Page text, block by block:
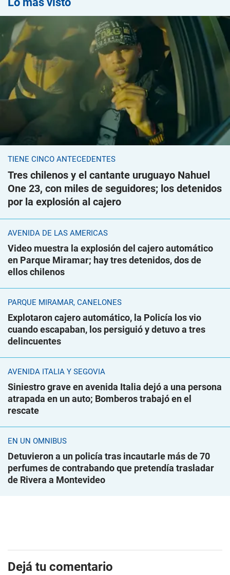
TIENE CINCO ANTECEDENTES
Tres chilenos y el cantante uruguayo Nahuel
One 23, con miles de seguidores; los detenidos
por la explosión al cajero
AVENIDA DE LAS AMÉRICAS
Video muestra la explosión del cajero automático
en Parque Miramar; hay tres detenidos, dos de
ellos chilenos
PARQUE MIRAMAR, CANELONES
Explotaron cajero automático, la Policía los vio
cuando escapaban, los persiguió y detuvo a tres
delincuentes
AVENIDA ITALIA Y SEGOVIA
Siniestro grave en avenida Italia dejó a una persona
atrapada en un auto; Bomberos trabajó en el
rescate
EN UN ÓMNIBUS
Detuvieron a un policía tras incautarle más de 70
perfumes de contrabando que pretendía trasladar
de Rivera a Montevideo
Dejá tu comentario